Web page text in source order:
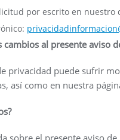
por escrito en nuestro
cambios al presente aviso
privacidad puede sufrir
así como en nuestra
sobre el presente aviso